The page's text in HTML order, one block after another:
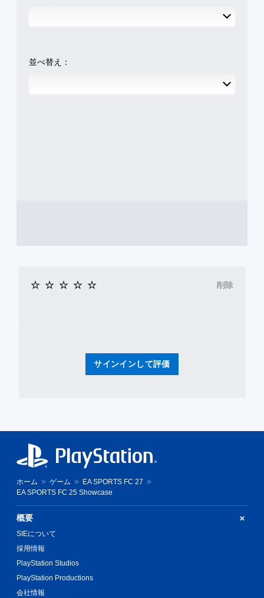
並べ替え：
サインインして評価
削除
ホーム ゲーム
EA SPORTS FC 27
EA SPORTS FC 25 Showcase
概要
SIEについて
採用情報
PlayStation Studios
PlayStation Productions
会社情報